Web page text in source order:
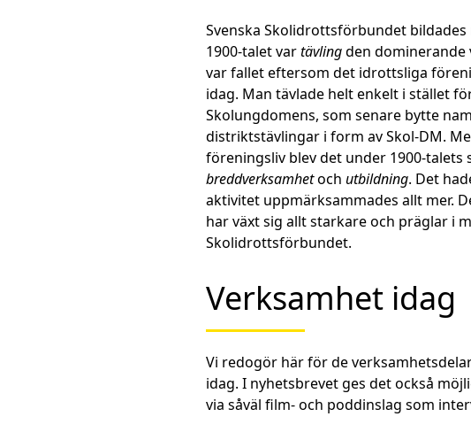
Svenska Skolidrottsförbundet
1900-talet vartävlingden dominerande
var fallet eftersom det idrottsliga
idag. Man tävlade helt enkelt i stället
Skolungdomens, som senare bytte
distriktstävlingar i form av Skol-DM.
föreningsliv blev det under 1900-
breddverksamhetoch utbildning. Det
aktivitet uppmärksammades allt mer.
har växt sig allt starkare och präglar i
Skolidrottsförbundet.
Verksamhet idag
Vi redogör här för de
idag. I nyhetsbrevet ges det också
via såväl film- och poddinslag som